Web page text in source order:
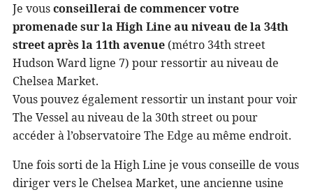
Je vousconseillerai de commencer votre
promenade sur la High Line au niveau de la 34th
street après la 11th avenue (métro 34th street
Hudson Ward ligne 7) pour ressortir au niveau de
Chelsea Market.
Vous pouvez également ressortir un instant pour voir
The Vessel au niveau de la 30th street ou pour
accéder à l’observatoire The Edge au même endroit.
Une fois sorti de la High Line je vous conseille de vous
diriger vers le Chelsea Market, une ancienne usine